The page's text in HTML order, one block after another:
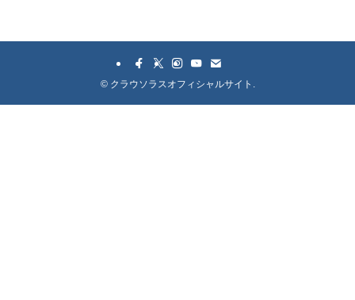
©クラウソラスオフィシャルサイト.